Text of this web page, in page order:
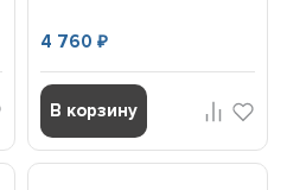
4 760 ₽
В корзину